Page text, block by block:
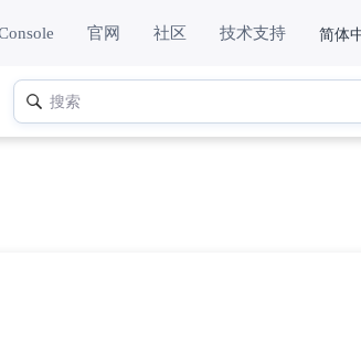
官网 社区 技术支持 简体